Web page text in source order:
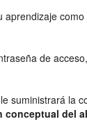
aprendizaje como
de acceso,
suministrará la
conceptual del